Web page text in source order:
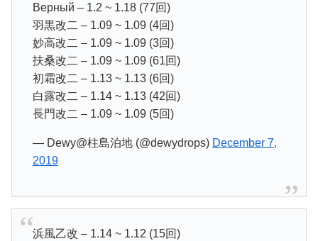
Верный – 1.2 ~ 1.18 (77回)
羽黒改二 – 1.09 ~ 1.09 (4回)
妙高改二 – 1.09 ~ 1.09 (3回)
扶桑改二 – 1.09 ~ 1.09 (61回)
初霜改二 – 1.13 ~ 1.13 (6回)
白露改二 – 1.14 ~ 1.13 (42回)
長門改二 – 1.09 ~ 1.09 (5回)
— Dewy@柱島泊地 (@dewydrops) December 7,
2019
浜風乙改 – 1.14 ~ 1.12 (15回)